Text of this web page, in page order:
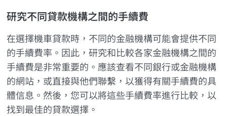
研究不同貸款機構之間的手續費
在選擇機車貸款時，不同的金融機構可能會提供不同
的手續費率。因此，研究和比較各家金融機構之間的
手續費是非常重要的。應該查看不同銀行或金融機構
的網站，或直接與他們聯繫，以獲得有關手續費的具
體信息。然後，您可以將這些手續費率進行比較，以
找到最佳的貸款選擇。